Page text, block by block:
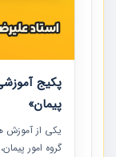
پکیج
پیمان»
یکی از آموزش‏‏‏‏‏‏
گروه امور